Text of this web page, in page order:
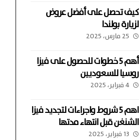
كيف تحصل على أفضل عروض
لزيارة بولندا
25 مارس، 2025
أهم 5 خطوات للحصول على فيزا
روسيا للسعوديين
4 فبراير، 2025
اهم 5 شروط واجراءات لتجديد فيزا
الشنغن قبل انتهاء مدتها
13 فبراير، 2025